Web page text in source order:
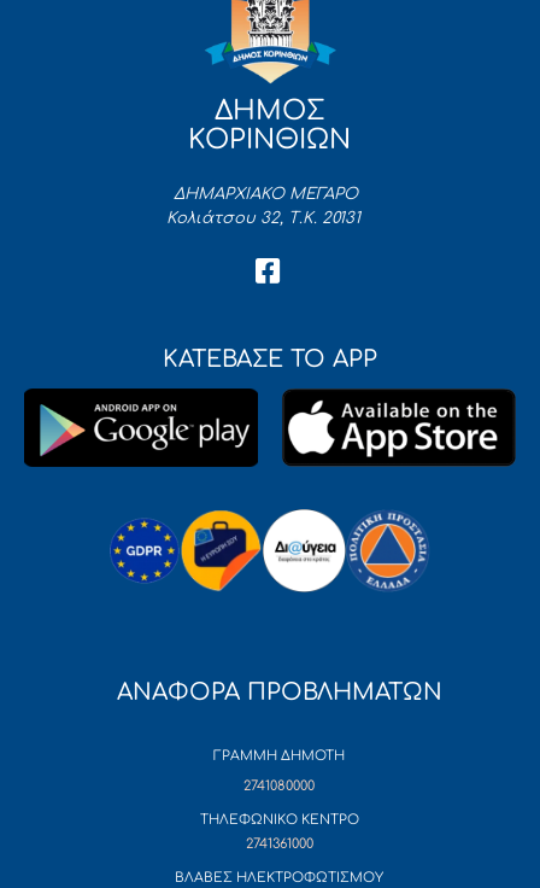
ΔΗΜΟΣ
ΚΟΡΙΝΘΙΩΝ
ΔΗΜΑΡΧΙΑΚΟ ΜΕΓΑΡΟ
Κολιάτσου 32, Τ.Κ. 20131
ΚΑΤΕΒΑΣΕ ΤΟ APP
ΑΝΑΦΟΡΑ ΠΡΟΒΛΗΜΑΤΩΝ
ΓΡΑΜΜΗ ΔΗΜΟΤΗ
2741080000
ΤΗΛΕΦΩΝΙΚΟ ΚΕΝΤΡΟ
2741361000
ΒΛΑΒΕΣ ΗΛΕΚΤΡΟΦΩΤΙΣΜΟΥ